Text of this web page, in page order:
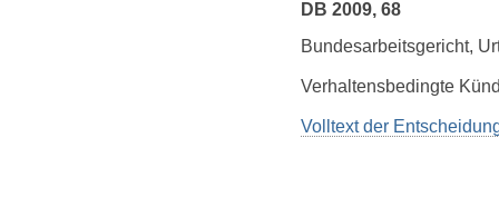
DB 2009, 68
Bundesarbeitsgericht,
Verhaltensbedingte
Volltext der